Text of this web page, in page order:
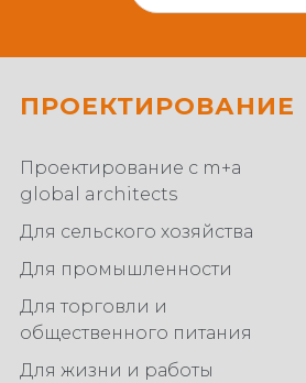
ПРОЕКТИРОВАНИЕ
Проектирование с m+a
global architects
Для сельского хозяйства
Для промышленности
Для торговли и
общественного питания
Для жизни и работы